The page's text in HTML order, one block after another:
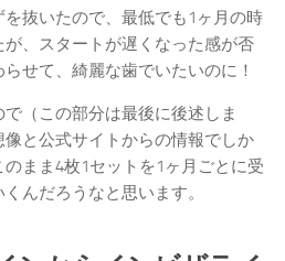
抜いたので、最低でも1ヶ月の時
、スタートが遅くなった感が否
せて、綺麗な歯でいたいのに！
（この部分は最後に後述しま
と公式サイトからの情報でしか
まま4枚1セットを1ヶ月ごとに受
んだろうなと思います。